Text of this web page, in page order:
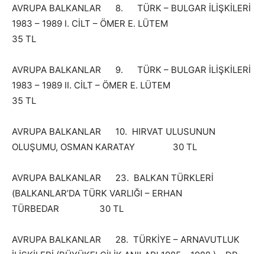
AVRUPA BALKANLAR 8. TÜRK – BULGAR İLİŞKİLERİ
1983 – 1989 I. CİLT – ÖMER E. LÜTEM
35 TL
AVRUPA BALKANLAR 9. TÜRK – BULGAR İLİŞKİLERİ
1983 – 1989 II. CİLT – ÖMER E. LÜTEM
35 TL
AVRUPA BALKANLAR 10. HIRVAT ULUSUNUN
OLUŞUMU, OSMAN KARATAY 30 TL
AVRUPA BALKANLAR 23. BALKAN TÜRKLERİ
(BALKANLAR’DA TÜRK VARLIĞI – ERHAN
TÜRBEDAR 30 TL
AVRUPA BALKANLAR 28. TÜRKİYE – ARNAVUTLUK